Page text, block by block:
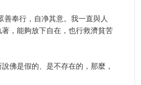
奉行，自净其意。我一直與人
，能夠放下自在，也行救濟貧苦
佛是假的、是不存在的，那麼，